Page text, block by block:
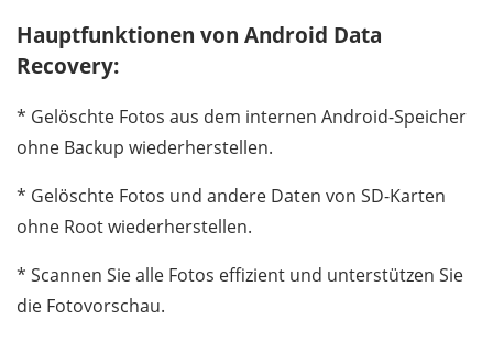
Hauptfunktionen von Android Data
Recovery:
* Gelöschte Fotos aus dem internen Android-Speicher
ohne Backup wiederherstellen.
* Gelöschte Fotos und andere Daten von SD-Karten
ohne Root wiederherstellen.
* Scannen Sie alle Fotos effizient und unterstützen Sie
die Fotovorschau.